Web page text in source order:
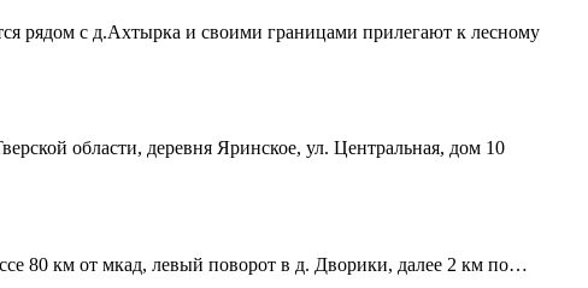
рядом с д.Ахтырка и своими границами прилегают к лесному
области, деревня Яринское, ул. Центральная, дом 10
80 км от мкад, левый поворот в д. Дворики, далее 2 км по…